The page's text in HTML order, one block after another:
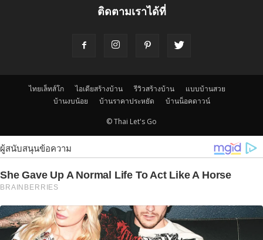
ติดตามเราได้ที่
ไทยเล็ทส์โก ไอเดียสร้างบ้าน รีวิวสร้างบ้าน
แบบบ้านสวย
บ้านงบน้อย
บ้านราคาประหยัด บ้านน็อคดาวน์
© Thai Let's Go